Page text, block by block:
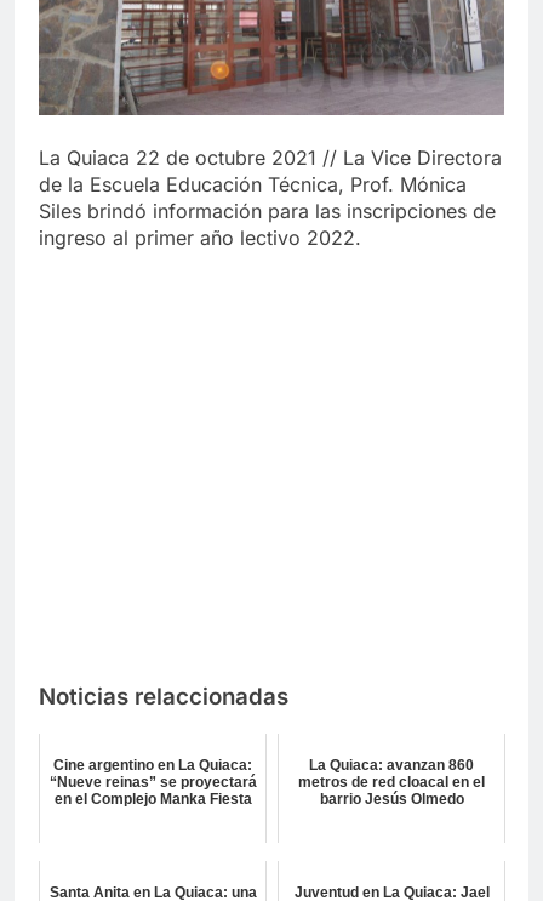
La Quiaca 22 de octubre 2021 // La Vice Directora
de la Escuela Educación Técnica, Prof. Mónica
Siles brindó información para las inscripciones de
ingreso al primer año lectivo 2022.
Noticias relaccionadas
Cine argentino en La Quiaca:
“Nueve reinas” se proyectará
en el Complejo Manka Fiesta
La Quiaca: avanzan 860
metros de red cloacal en el
barrio Jesús Olmedo
Santa Anita en La Quiaca: una
Juventud en La Quiaca: Jael